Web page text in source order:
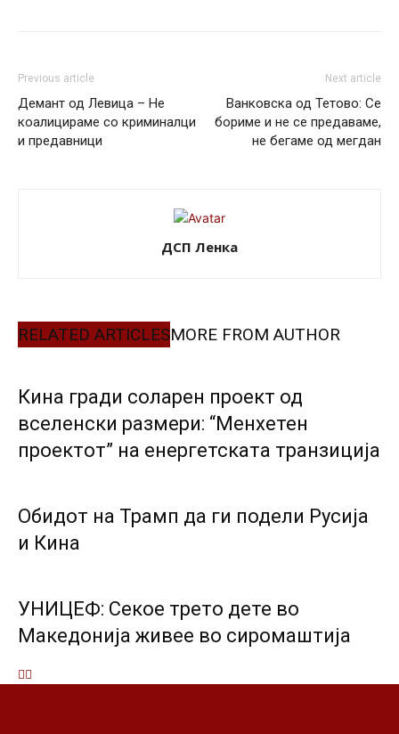
Previous article
Демант од Левица – Не
коалицираме со криминалци
и предавници
Next article
Ванковска од Тетово: Се
бориме и не се предаваме,
не бегаме од мегдан
ДСП Ленка
RELATED ARTICLESMORE FROM AUTHOR
Кина гради соларен проект од
вселенски размери: “Менхетен
проектот” на енергетската транзиција
Обидот на Трамп да ги подели Русија
и Кина
УНИЦЕФ: Секое трето дете во
Македонија живее во сиромаштија